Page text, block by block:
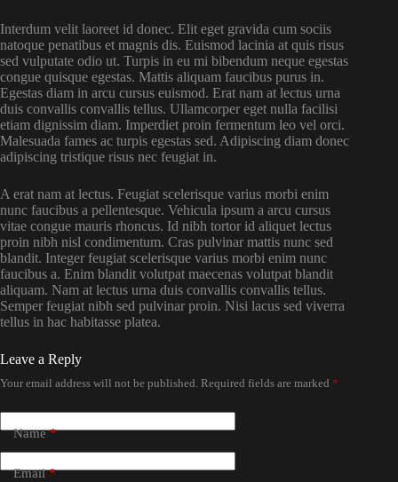
Interdum velit laoreet id donec. Elit eget gravida cum sociis
natoque penatibus et magnis dis. Euismod lacinia at quis risus
sed vulputate odio ut. Turpis in eu mi bibendum neque egestas
congue quisque egestas. Mattis aliquam faucibus purus in.
Egestas diam in arcu cursus euismod. Erat nam at lectus urna
duis convallis convallis tellus. Ullamcorper eget nulla facilisi
etiam dignissim diam. Imperdiet proin fermentum leo vel orci.
Malesuada fames ac turpis egestas sed. Adipiscing diam donec
adipiscing tristique risus nec feugiat in.
A erat nam at lectus. Feugiat scelerisque varius morbi enim
nunc faucibus a pellentesque. Vehicula ipsum a arcu cursus
vitae congue mauris rhoncus. Id nibh tortor id aliquet lectus
proin nibh nisl condimentum. Cras pulvinar mattis nunc sed
blandit. Integer feugiat scelerisque varius morbi enim nunc
faucibus a. Enim blandit volutpat maecenas volutpat blandit
aliquam. Nam at lectus urna duis convallis convallis tellus.
Semper feugiat nibh sed pulvinar proin. Nisi lacus sed viverra
tellus in hac habitasse platea.
Leave a Reply
Your email address will not be published. Required fields are marked *
Name*
Email*